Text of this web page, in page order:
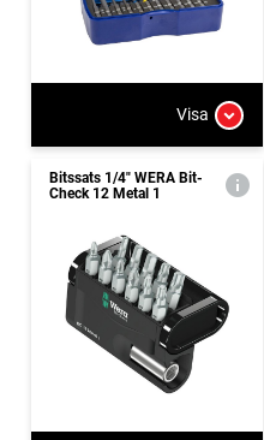
Visa
Bitssats 1/4" WERA Bit-
Check 12 Metal 1